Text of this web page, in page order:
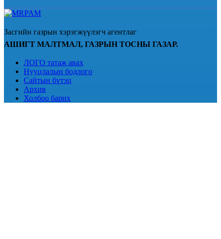
Засгийн газрын хэрэгжүүлэгч агентлаг
АШИГТ МАЛТМАЛ, ГАЗРЫН ТОСНЫ ГАЗАР.
ЛОГО татаж авах
Нууцлалын бодлого
Сайтын бүтэц
Архив
Холбоо барих